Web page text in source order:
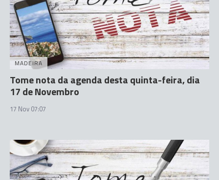
MADEIRA
Tome nota da agenda desta quinta-feira, dia
17 de Novembro
17 Nov 07:07